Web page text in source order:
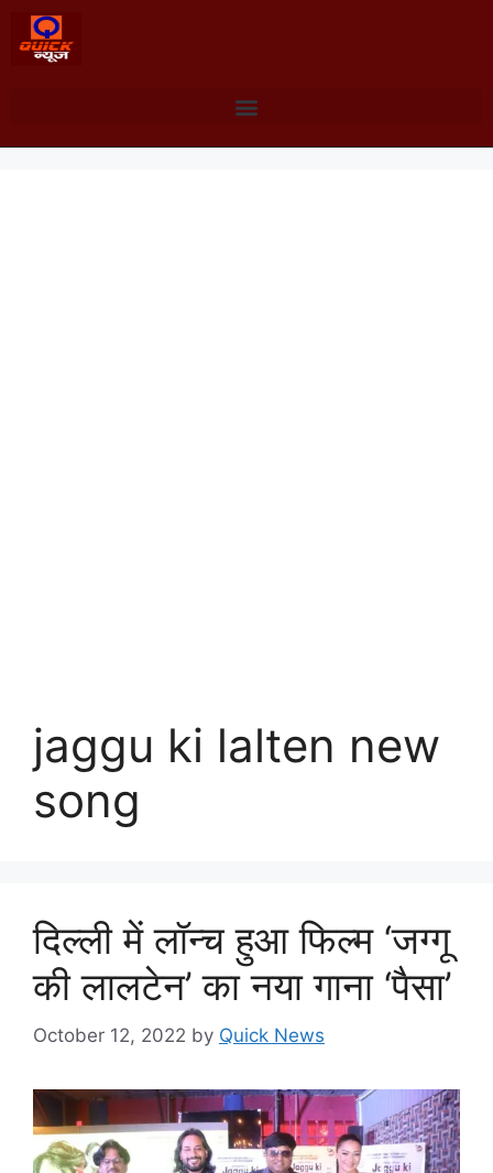
jaggu ki lalten new
song
दिल्ली में लॉन्च हुआ फिल्म ‘जग्गू
की लालटेन’ का नया गाना ‘पैसा’
October 12, 2022 by Quick News